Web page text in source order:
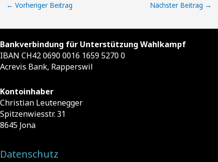
← Vorheriger Beitrag Nächster Beitrag →
Bankverbindung für Unterstützung Wahlkampf
IBAN CH42 0690 0016 1659 5270 0
Acrevis Bank, Rapperswil
Kontoinhaber
Christian Leutenegger
Spitzenwiesstr. 31
8645 Jona
Datenschutz